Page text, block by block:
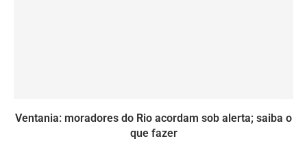
Ventania: moradores do Rio acordam sob alerta; saiba o
que fazer